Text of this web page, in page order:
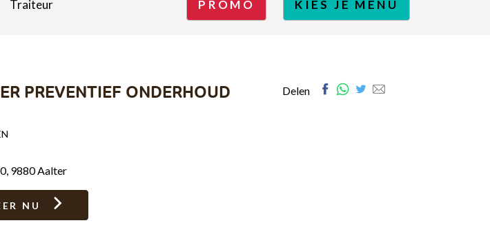
Traiteur PROMO KIES JE MENU
Delen Facebook
Whatsapp
Twitter
PREVENTIEF ONDERHOUD
9880 Aalter
NU